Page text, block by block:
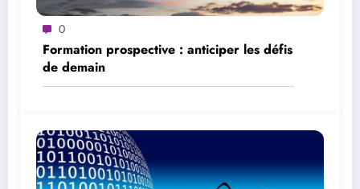
0
Formation prospective : anticiper les défis
de demain